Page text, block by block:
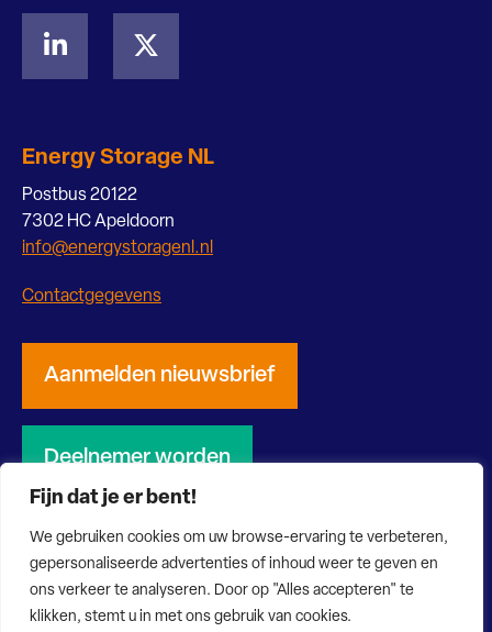
Fijn dat je er bent!
We gebruiken cookies om uw browse-ervaring te verbeteren,
gepersonaliseerde advertenties of inhoud weer te geven en
ons verkeer te analyseren. Door op "Alles accepteren" te
klikken, stemt u in met ons gebruik van cookies.
Energy Storage NL
Postbus 20122
7302 HC Apeldoorn
info@energystoragenl.nl
Contactgegevens
Aanmelden nieuwsbrief
Deelnemer worden
© 2026 Energy Storage NL Privacy verklaring